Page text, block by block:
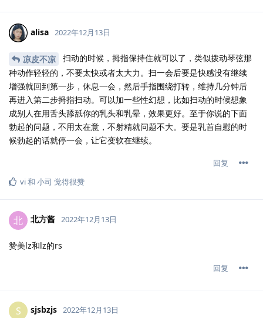
alisa 2022年12月13日
凉皮不凉
扫动的时候，拇指保持住就可以了，类似拨动琴弦那
种动作轻轻的，不要太快或者太大力。扫一会后要是快感没有继续
增强就回到第一步，休息一会，然后手指围绕打转，维持几分钟后
再进入第二步拇指扫动。可以加一些性幻想，比如扫动的时候想象
成别人在用舌头舔舐你的乳头和乳晕，效果更好。至于你说的下面
勃起的问题，不用太在意，不射精就问题不大。要是乳首自慰的时
候勃起的话就停一会，让它变软在继续。
回复
vi和 小司 觉得很赞
北 北方酱 2022年12月13日
赞美lz和lz的rs
回复
S sjsbzjs 2022年12月13日